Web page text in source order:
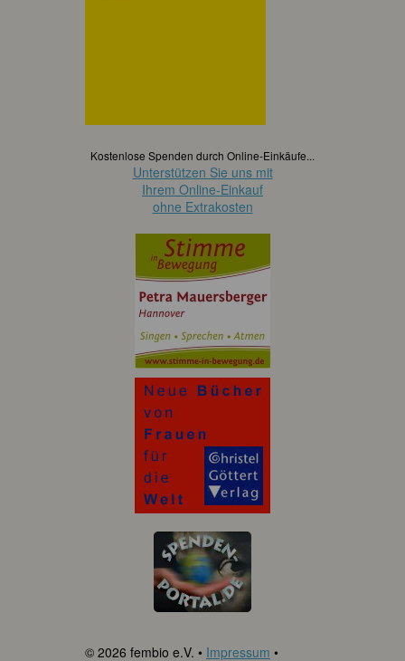
Kostenlose Spenden durch Online-Einkäufe...
Unterstützen Sie uns mit
Ihrem Online-Einkauf
ohne Extrakosten
© 2026 fembio e.V. • Impressum •